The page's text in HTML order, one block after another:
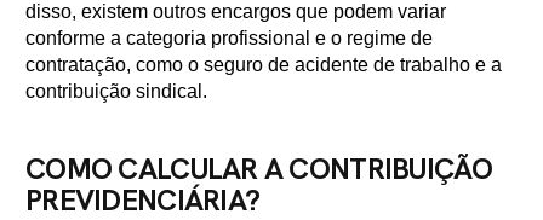
disso, existem outros encargos que podem variar
conforme a categoria profissional e o regime de
contratação, como o seguro de acidente de trabalho e a
contribuição sindical.
COMO CALCULAR A CONTRIBUIÇÃO
PREVIDENCIÁRIA?